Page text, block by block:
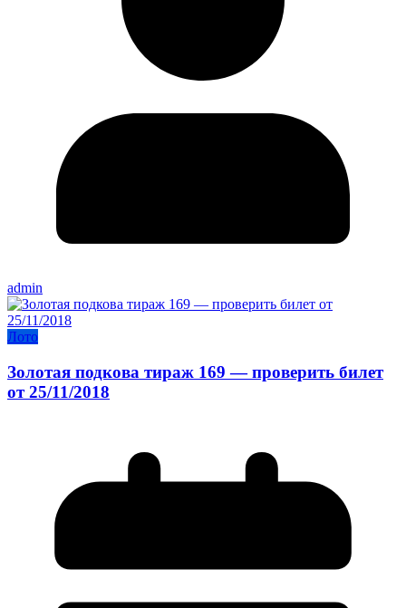
admin
Лото
Золотая подкова тираж 169 — проверить билет
от 25/11/2018